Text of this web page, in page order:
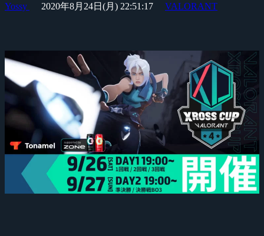
Yossy 2020年8月24日(月) 22:51:17 VALORANT